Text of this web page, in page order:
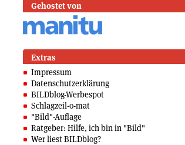
Gehostet von
Extras
Impressum
Datenschutzerklärung
BILDblog-Werbespot
Schlagzeil-o-mat
"Bild"-Auflage
Ratgeber: Hilfe, ich bin in "Bild"
Wer liest BILDblog?